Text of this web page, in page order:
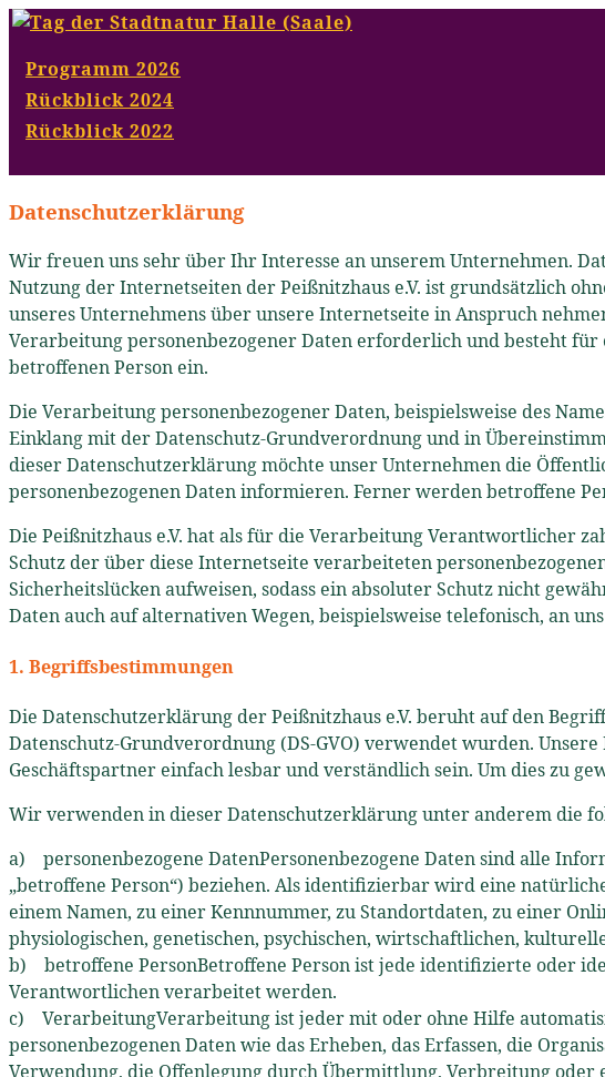
Programm 2026
Rückblick 2024
Rückblick 2022
Datenschutzerklärung
Wir freuen uns sehr über Ihr Interesse an unserem Unternehmen.
Nutzung der Internetseiten der Peißnitzhaus e.V. ist grundsätzlich
unseres Unternehmens über unsere Internetseite in Anspruch
Verarbeitung personenbezogener Daten erforderlich und besteht
betroffenen Person ein.
Die Verarbeitung personenbezogener Daten, beispielsweise des
Einklang mit der Datenschutz-Grundverordnung und in
dieser Datenschutzerklärung möchte unser Unternehmen die
personenbezogenen Daten informieren. Ferner werden betroffene
Die Peißnitzhaus e.V. hat als für die Verarbeitung Verantwortlicher
Schutz der über diese Internetseite verarbeiteten
Sicherheitslücken aufweisen, sodass ein absoluter Schutz nicht
Daten auch auf alternativen Wegen, beispielsweise telefonisch, an
1. Begriffsbestimmungen
Die Datenschutzerklärung der Peißnitzhaus e.V. beruht auf den
Datenschutz-Grundverordnung (DS-GVO) verwendet wurden.
Geschäftspartner einfach lesbar und verständlich sein. Um dies zu
Wir verwenden in dieser Datenschutzerklärung unter anderem die
a) personenbezogene DatenPersonenbezogene Daten sind alle
„betroffene Person“) beziehen. Als identifizierbar wird eine
einem Namen, zu einer Kennnummer, zu Standortdaten, zu einer
physiologischen, genetischen, psychischen, wirtschaftlichen,
b) betroffene PersonBetroffene Person ist jede identifizierte oder
Verantwortlichen verarbeitet werden.
c) VerarbeitungVerarbeitung ist jeder mit oder ohne Hilfe
personenbezogenen Daten wie das Erheben, das Erfassen, die
Verwendung, die Offenlegung durch Übermittlung, Verbreitung